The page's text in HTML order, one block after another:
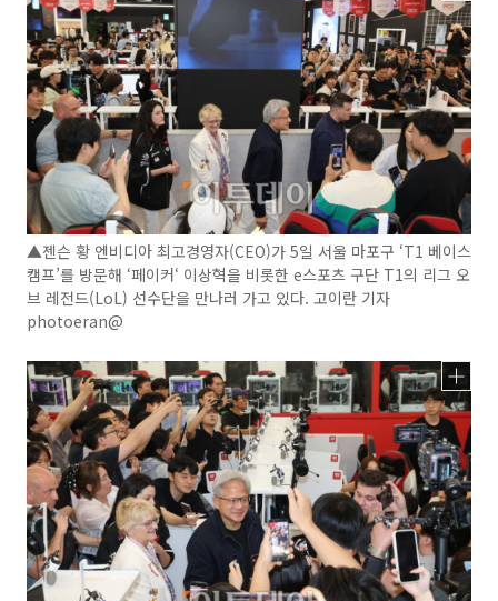
▲젠슨 황 엔비디아 최고경영자(CEO)가 5일 서울 마포구 ‘T1 베이스
캠프’를 방문해 ‘페이커‘ 이상혁을 비롯한 e스포츠 구단 T1의 리그 오
브 레전드(LoL) 선수단을 만나러 가고 있다. 고이란 기자
photoeran@